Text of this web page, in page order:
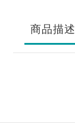
商品描述